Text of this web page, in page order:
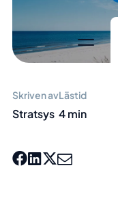
Skriven av
Stratsys
Lästid
4 min